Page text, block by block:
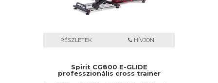
RÉSZLETEK HÍVJON!
Spirit CG800 E-GLIDE
professzionális cross trainer